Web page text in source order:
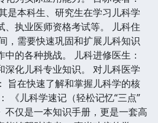
是本科生、研究生在学习儿科学
、执业医师资格考试等。 儿科住
，需要快速巩固和扩展儿科知识
的各种挑战。 儿科进修医生：
深化儿科专业知识。 对儿科医学
旨在快速了解和掌握儿科学的核
《儿科学速记（轻松记忆“三点”
不仅是一本知识手册，更是一套高